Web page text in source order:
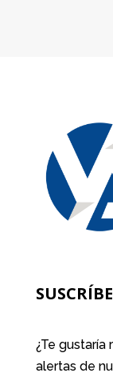
¿Te
alertas de